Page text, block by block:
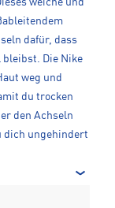
weiche und
dafür, dass
Die Nike
weg und
du trocken
den Achseln
dich ungehindert